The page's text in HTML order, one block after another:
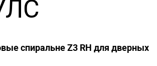
спиральне Z3 RH для дверных